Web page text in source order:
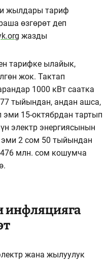
жылдары тариф
өзгөрөт деп
жазды
тарифке ылайык,
жок. Тактап
1000 кВт саатка
тыйындан, андан ашса,
15-октябрдан тартып
электр энергиясынын
эми 2 сом 50 тыйындан
млн. сом кошумча
инфляцияга
жана жылуулук